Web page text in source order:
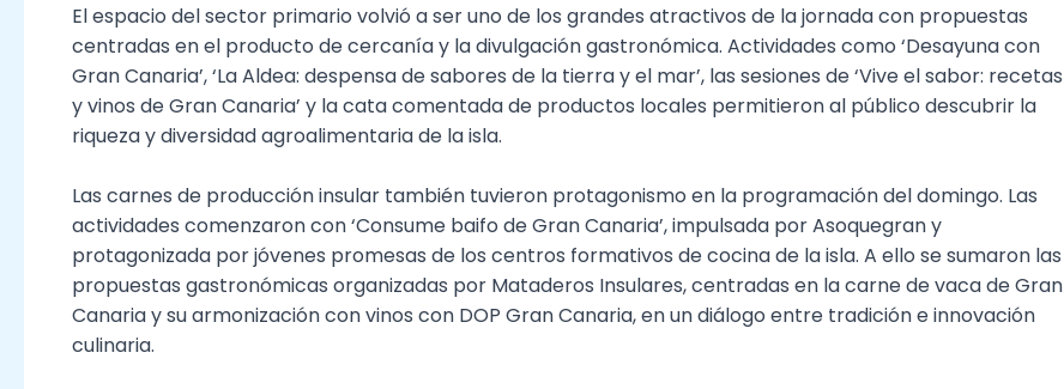
El espacio del sector primario volvió a ser uno de los grandes atractivos de la jornada con propuestas
centradas en el producto de cercanía y la divulgación gastronómica. Actividades como ‘Desayuna con
Gran Canaria’, ‘La Aldea: despensa de sabores de la tierra y el mar’, las sesiones de ‘Vive el sabor: recetas
y vinos de Gran Canaria’ y la cata comentada de productos locales permitieron al público descubrir la
riqueza y diversidad agroalimentaria de la isla.
Las carnes de producción insular también tuvieron protagonismo en la programación del domingo. Las
actividades comenzaron con ‘Consume baifo de Gran Canaria’, impulsada por Asoquegran y
protagonizada por jóvenes promesas de los centros formativos de cocina de la isla. A ello se sumaron las
propuestas gastronómicas organizadas por Mataderos Insulares, centradas en la carne de vaca de Gran
Canaria y su armonización con vinos con DOP Gran Canaria, en un diálogo entre tradición e innovación
culinaria.